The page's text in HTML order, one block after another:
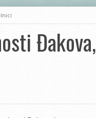
EMISIJA
VIBRACIJE
GRADE
ANKETA